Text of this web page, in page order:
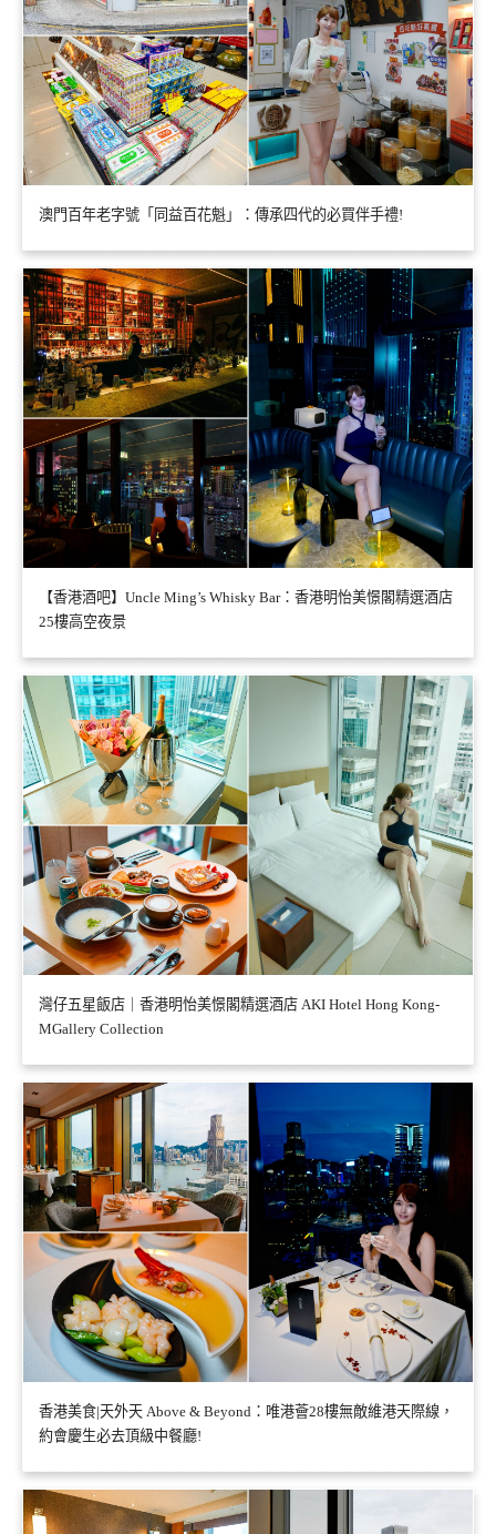
澳門百年老字號「同益百花魁」：傳承四代的必買伴手禮!
【香港酒吧】Uncle Ming’s Whisky Bar：香港明怡美憬閣精選酒店
25樓高空夜景
灣仔五星飯店｜香港明怡美憬閣精選酒店 AKI Hotel Hong Kong-
MGallery Collection
香港美食|天外天 Above & Beyond：唯港薈28樓無敵維港天際線，
約會慶生必去頂級中餐廳!